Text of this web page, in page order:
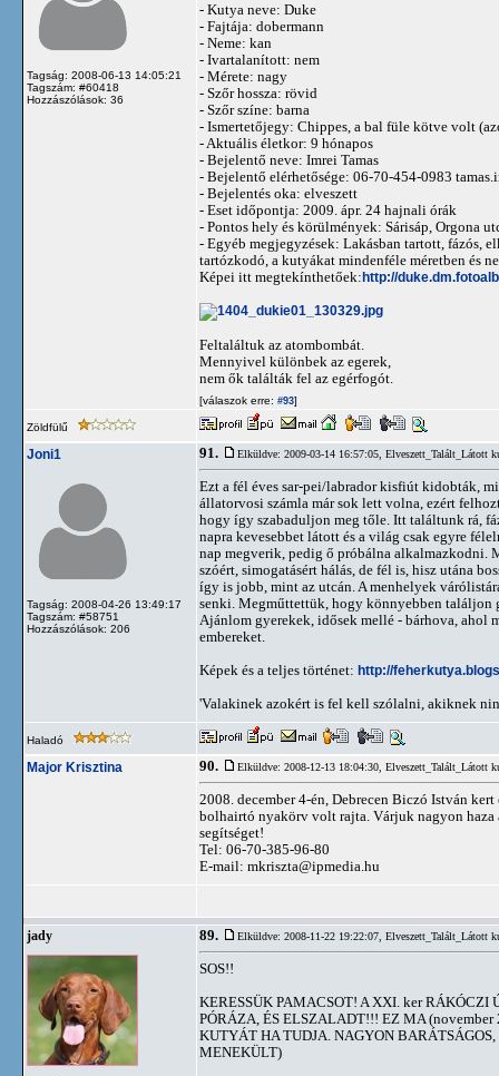
Tagság: 2008-06-13 14:05:21
Tagszám: #60418
Hozzászólások: 36
- Kutya neve: Duke
- Fajtája: dobermann
- Neme: kan
- Ivartalanított: nem
- Mérete: nagy
- Szőr hossza: rövid
- Szőr színe: barna
- Ismertetőjegy: Chippes, a bal füle kötve volt
- Aktuális életkor: 9 hónapos
- Bejelentő neve: Imrei Tamas
- Bejelentő elérhetősége: 06-70-454-0983
- Bejelentés oka: elveszett
- Eset időpontja: 2009. ápr. 24 hajnali órák
- Pontos hely és körülmények: Sárisáp, Orgona
- Egyéb megjegyzések: Lakásban tartott, fázós,
tartózkodó, a kutyákat mindenféle méretben és
Képei itt megtekínthetőek:http://
Feltaláltuk az atombombát.
Mennyivel különbek az egerek,
nem ők találták fel az egérfogót.
[válaszok erre: #93]
Zöldfülű
Joni1
Tagság: 2008-04-26 13:49:17
Tagszám: #58751
Hozzászólások: 206
91. Elküldve: 2009-03-14 16:57:05, Elveszett_Talált_Látott
Ezt a fél éves sar-pei/labrador kisfiút kidobták,
állatorvosi számla már sok lett volna, ezért
hogy így szabaduljon meg tőle. Itt találtunk rá,
napra kevesebbet látott és a világ csak egyre
nap megverik, pedig ő próbálna alkalmazkodni.
szóért, simogatásért hálás, de fél is, hisz utána
így is jobb, mint az utcán. A menhelyek
senki. Megműttettük, hogy könnyebben találjon
Ajánlom gyerekek, idősek mellé - bárhova, ahol
embereket.
Képek és a teljes történet: http://
'Valakinek azokért is fel kell szólalni, akiknek
Haladó
Major Krisztina 90. Elküldve: 2008-12-13 18:04:30, Elveszett_Talált_Látott
2008. december 4-én, Debrecen Biczó István
bolhairtó nyakörv volt rajta. Várjuk nagyon
segítséget!
Tel: 06-70-385-96-80
E-mail: mkriszta@ipmedia.hu
jady 89. Elküldve: 2008-11-22 19:22:07, Elveszett_Talált_Látott
SOS!!
KERESSÜK PAMACSOT! A XXI. ker
PÓRÁZA, ÉS ELSZALADT!!! EZ MA (november
KUTYÁT HA TUDJA. NAGYON
MENEKÜLT)